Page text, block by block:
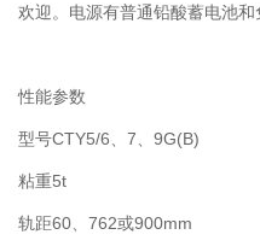
欢迎。电源有普通铅酸蓄电池和
性能参数
型号CTY5/6、7、9G(B)
粘重5t
轨距60、762或900mm